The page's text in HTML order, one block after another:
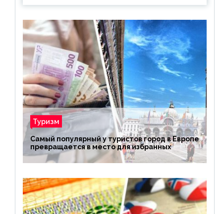
Туризм
Самый популярный у туристов город в Европе
превращается в место для избранных